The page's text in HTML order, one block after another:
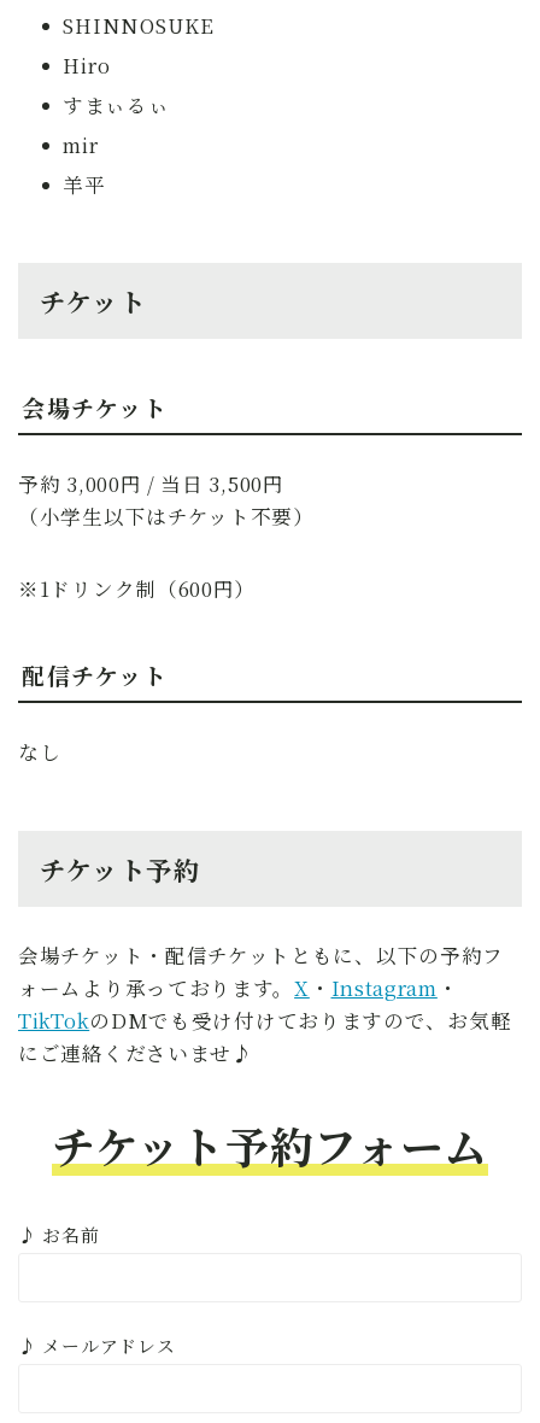
SHINNOSUKE
Hiro
すまぃるぃ
mir
羊平
チケット
会場チケット
予約 3,000円 / 当日 3,500円
（小学生以下はチケット不要）
※1ドリンク制（600円）
配信チケット
なし
チケット予約
会場チケット・配信チケットともに、以下の予約フ
ォームより承っております。X ・ Instagram ・
TikTokのDMでも受け付けておりますので、お気軽
にご連絡くださいませ♪
チケット予約フォーム
♪ お名前
♪ メールアドレス